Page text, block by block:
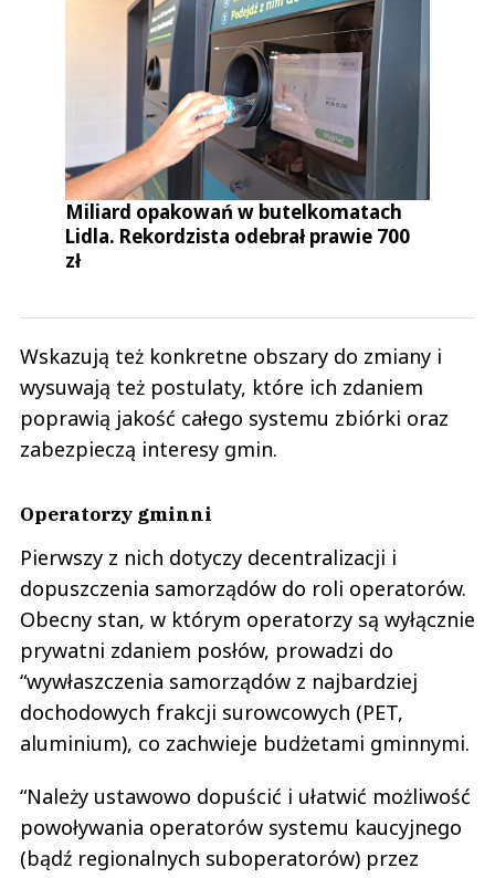
Miliard opakowań w butelkomatach
Lidla. Rekordzista odebrał prawie 700
zł
Wskazują też konkretne obszary do zmiany i
wysuwają też postulaty, które ich zdaniem
poprawią jakość całego systemu zbiórki oraz
zabezpieczą interesy gmin.
Operatorzy gminni
Pierwszy z nich dotyczy decentralizacji i
dopuszczenia samorządów do roli operatorów.
Obecny stan, w którym operatorzy są wyłącznie
prywatni zdaniem posłów, prowadzi do
“wywłaszczenia samorządów z najbardziej
dochodowych frakcji surowcowych (PET,
aluminium), co zachwieje budżetami gminnymi.
“Należy ustawowo dopuścić i ułatwić możliwość
powoływania operatorów systemu kaucyjnego
(bądź regionalnych suboperatorów) przez